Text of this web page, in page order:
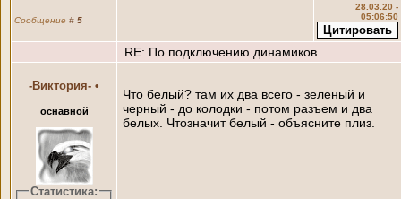
Сообщение # 5
28.03.20 -
05:06:50
RE: По подключению динамиков.
-Виктория- •
оснавной
Статистика:
Что белый? там их два всего - зеленый и
черный - до колодки - потом разъем и два
белых. Чтозначит белый - объясните плиз.